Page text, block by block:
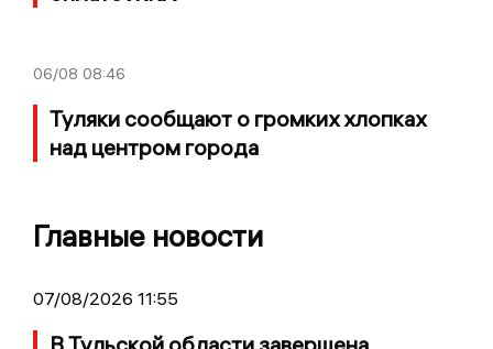
06/08 08:46
Туляки сообщают о громких хлопках
над центром города
Главные новости
07/08/2026 11:55